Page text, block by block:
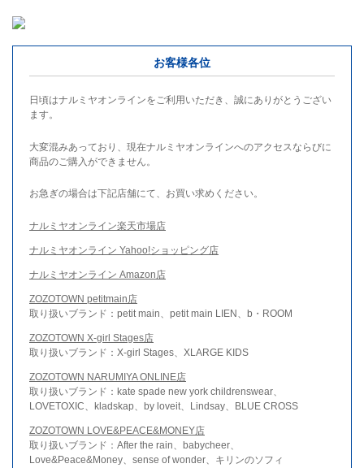
お客様各位
日頃はナルミヤオンラインをご利用いただき、誠にありがとうござい
ます。
大変混みあっており、現在ナルミヤオンラインへのアクセスならびに
商品のご購入ができません。
お急ぎの場合は下記店舗にて、お買い求めください。
ナルミヤオンライン楽天市場店
ナルミヤオンライン Yahoo!ショッピング店
ナルミヤオンライン Amazon店
ZOZOTOWN petitmain店
取り扱いブランド：petit main、petit main LIEN、b・ROOM
ZOZOTOWN X-girl Stages店
取り扱いブランド：X-girl Stages、XLARGE KIDS
ZOZOTOWN NARUMIYA ONLINE店
取り扱いブランド：kate spade new york childrenswear、
LOVETOXIC、kladskap、by loveit、Lindsay、BLUE CROSS
ZOZOTOWN LOVE&PEACE&MONEY店
取り扱いブランド：After the rain、babycheer、
Love&Peace&Money、sense of wonder、キリンのソフィ